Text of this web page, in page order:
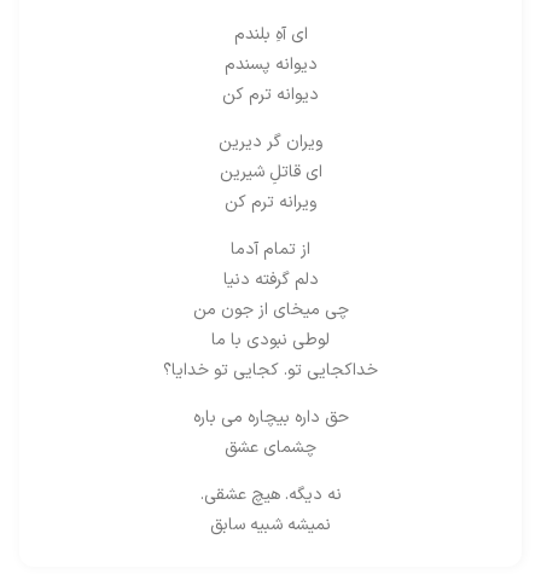
اى آهِ بلندم
ديوانه پسندم
ديوانه ترم كن
ويران گر ديرين
اى قاتلِ شيرين
ويرانه ترم كن
از تمام آدما
دلم گرفته دنيا
چی میخای از جون من
لوطى نبودى با ما
خداکجایی تو. کجایی تو خدایا؟
حق داره بيچاره مى باره
چشماى عشق
نه دیگه. هیچ عشقی.
نمیشه شبیه سابق